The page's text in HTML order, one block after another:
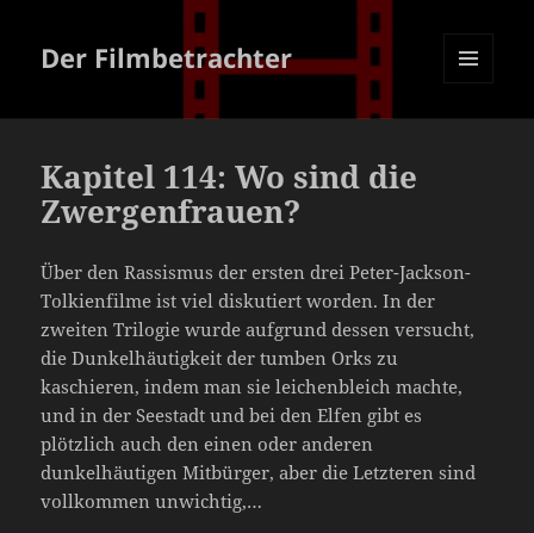
Der Filmbetrachter
Kapitel 114: Wo sind die
Zwergenfrauen?
Über den Rassismus der ersten drei Peter-Jackson-
Tolkienfilme ist viel diskutiert worden. In der
zweiten Trilogie wurde aufgrund dessen versucht,
die Dunkelhäutigkeit der tumben Orks zu
kaschieren, indem man sie leichenbleich machte,
und in der Seestadt und bei den Elfen gibt es
plötzlich auch den einen oder anderen
dunkelhäutigen Mitbürger, aber die Letzteren sind
vollkommen unwichtig,…